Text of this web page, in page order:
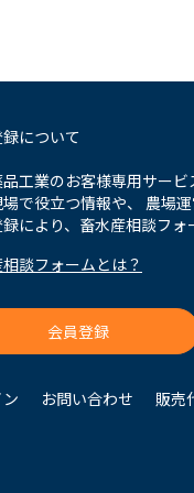
について
工業のお客様専用サービ
で役立つ情報や、 農場
により、畜水産相談フォ
談フォームとは？
会員登録
お問い合わせ 販売